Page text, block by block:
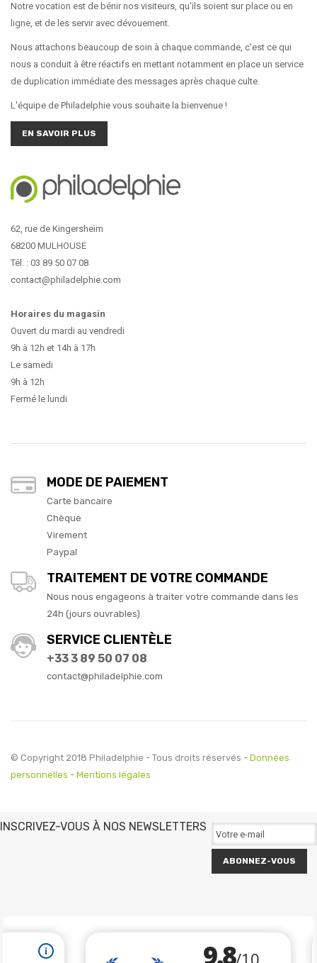
Notre vocation est de bénir nos visiteurs, qu'ils soient sur place ou en
ligne, et de les servir avec dévouement.
Nous attachons beaucoup de soin à chaque commande, c'est ce qui
nous a conduit à être réactifs en mettant notamment en place un service
de duplication immédiate des messages après chaque culte.
L'équipe de Philadelphie vous souhaite la bienvenue !
EN SAVOIR PLUS
62, rue de Kingersheim
68200 MULHOUSE
Tél. : 03 89 50 07 08
contact@philadelphie.com
Horaires du magasin
Ouvert du mardi au vendredi
9h à 12h et 14h à 17h
Le samedi
9h à 12h
Fermé le lundi
MODE DE PAIEMENT
Carte bancaire
Chèque
Virement
Paypal
TRAITEMENT DE VOTRE COMMANDE
Nous nous engageons à traiter votre commande dans les
24h (jours ouvrables)
SERVICE CLIENTÈLE
+33 3 89 50 07 08
contact@philadelphie.com
© Copyright 2018 Philadelphie - Tous droits réservés - Données
personnelles - Mentions légales
INSCRIVEZ-VOUS À NOS NEWSLETTERS
ABONNEZ-VOUS